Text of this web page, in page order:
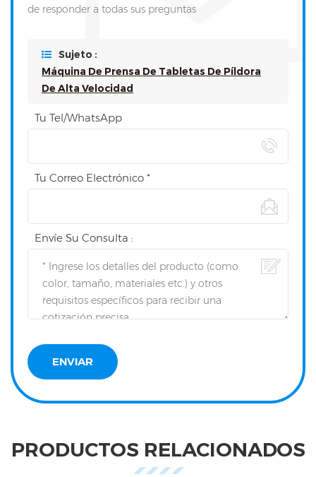
de responder a todas sus preguntas
Sujeto :
Máquina De Prensa De Tabletas De Píldora
De Alta Velocidad
Tu Tel/WhatsApp
Tu Correo Electrónico *
Envíe Su Consulta :
PRODUCTOS RELACIONADOS